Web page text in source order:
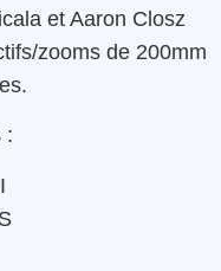
et Aaron Closz
zooms de 200mm
: